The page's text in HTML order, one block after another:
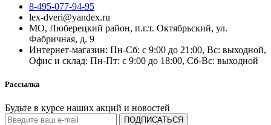
8-495-077-94-95
lex-dveri@yandex.ru
МО, Люберецкий район, п.г.т. Октябрьский, ул.
Фабричная, д. 9
Интернет-магазин: Пн-Сб: с 9:00 до 21:00, Вс: выходной,
Офис и склад: Пн-Пт: с 9:00 до 18:00, Сб-Вс: выходной
Рассылка
Будьте в курсе наших акций и новостей
ПОДПИСАТЬСЯ